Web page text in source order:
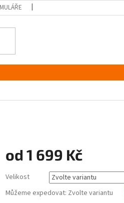
od 1 699 Kč
cena:
Velikost
Můžeme expedovat: Zvolte variantu